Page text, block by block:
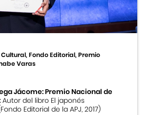
Cultural, Fondo Editorial, Premio
Varas
Jácome: Premio Nacional de
Autor del libro El japonés
Editorial de la APJ, 2017)